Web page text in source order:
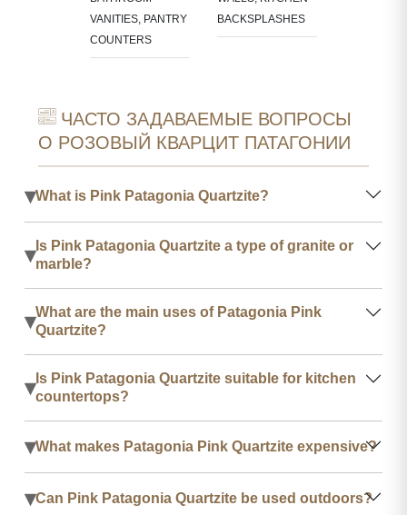
VANITIES, PANTRY
COUNTERS
BACKSPLASHES
ЧАСТО ЗАДАВАЕМЫЕ ВОПРОСЫ
О РОЗОВЫЙ КВАРЦИТ ПАТАГОНИИ
▾What is Pink Patagonia Quartzite?
▾ Is Pink Patagonia Quartzite a type of granite or
marble?
▾What are the main uses of Patagonia Pink
Quartzite?
▾ Is Pink Patagonia Quartzite suitable for kitchen
countertops?
▾What makes Patagonia Pink Quartzite expensive?
▾Can Pink Patagonia Quartzite be used outdoors?